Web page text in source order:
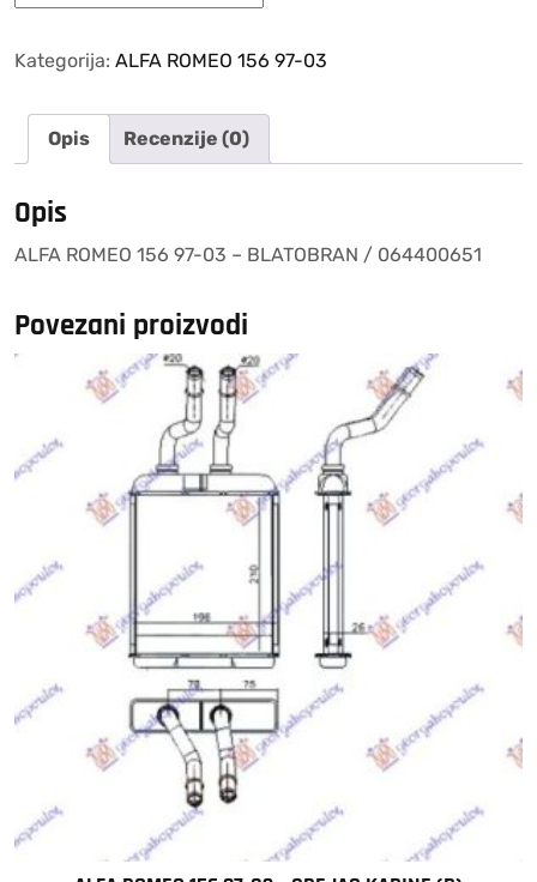
97-
BLATOBRAN
/
064400651
količina
Kategorija: ALFA ROMEO 156 97-03
Opis Recenzije (0)
Opis
ALFA ROMEO 156 97-03 – BLATOBRAN / 064400651
Povezani proizvodi